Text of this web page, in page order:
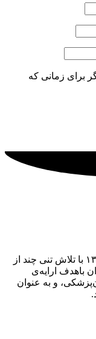
برای زمانی که
انجمن علمی روان‌پزشکان ایران در سال ۱۳۴۵ با تلاش تنی چند از
باهدف ارایه‌ی
و به عنوان